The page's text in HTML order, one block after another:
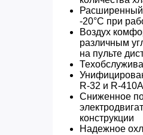
Расширенный
-20°C при
Воздух
различным
на пульте
R-32 и R-410A
Сниженное
конструкции
Надежное